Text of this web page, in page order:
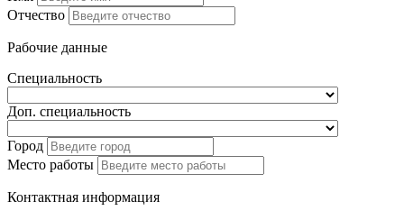
Отчество
Рабочие данные
Специальность
Доп. специальность
Город
Место работы
Контактная информация